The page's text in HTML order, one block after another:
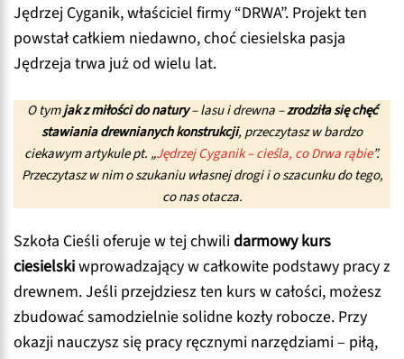
Jędrzej Cyganik, właściciel firmy “DRWA”. Projekt ten
powstał całkiem niedawno, choć ciesielska pasja
Jędrzeja trwa już od wielu lat.
O tymjak z miłości do natury– lasu i drewna –zrodziła się chęć
stawiania drewnianych konstrukcji, przeczytasz w bardzo
ciekawym artykule pt. „Jędrzej Cyganik – cieśla, co Drwa rąbie”.
Przeczytasz w nim o szukaniu własnej drogi i o szacunku do tego,
co nas otacza.
Szkoła Cieśli oferuje w tej chwilidarmowy kurs
ciesielskiwprowadzający w całkowite podstawy pracy z
drewnem. Jeśli przejdziesz ten kurs w całości, możesz
zbudować samodzielnie solidne kozły robocze. Przy
okazji nauczysz się pracy ręcznymi narzędziami – piłą,